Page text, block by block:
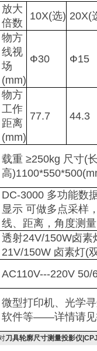
放大
倍数
10X(选) 20X(
物方
线视
场
(mm)
Ф30 Ф15
物方
工作
距离
(mm)
77.7 44.3
载重 ≥250kg 尺寸(
高
DC-3000 多功能数
显示 可做多点采样
线、距离，角度测量
透射24V/150W卤素
21V/150W 卤素灯(
AC110V---220V 50/
微型打印机、光学
软件等——详情请见
刀具轮廓尺寸测量投影仪